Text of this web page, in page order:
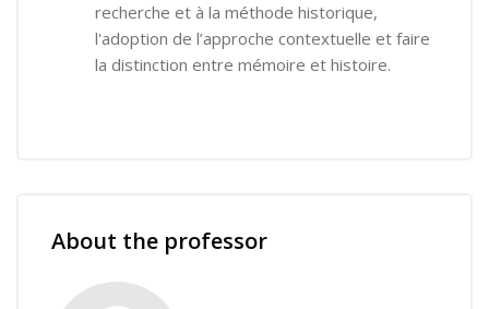
recherche et à la méthode historique,
l'adoption de l’approche contextuelle et faire
la distinction entre mémoire et histoire.
About the professor